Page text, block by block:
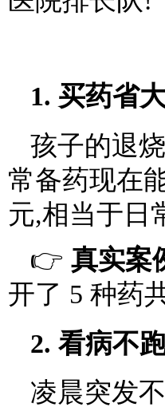
1. 买药省
孩子的退
常备药现在
元,相当于日
👉 真实案
开了 5 种药
2. 看病不
凌晨突发